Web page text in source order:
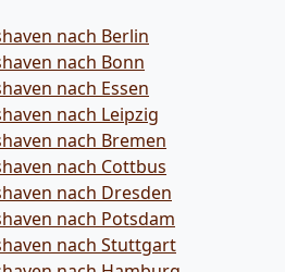
nach Berlin
nach Bonn
nach Essen
nach Leipzig
nach Bremen
nach Cottbus
nach Dresden
nach Potsdam
nach Stuttgart